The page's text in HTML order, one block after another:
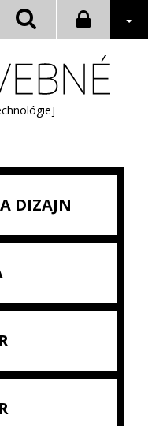
DIZAJN